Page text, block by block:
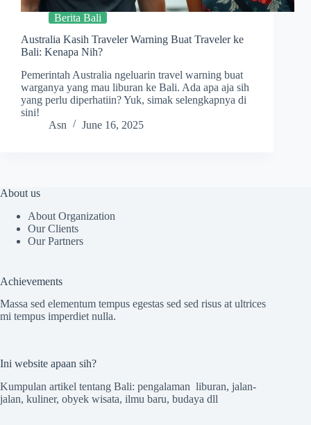
Berita Bali
Australia Kasih Traveler Warning Buat Traveler ke
Bali: Kenapa Nih?
Pemerintah Australia ngeluarin travel warning buat
warganya yang mau liburan ke Bali. Ada apa aja sih
yang perlu diperhatiin? Yuk, simak selengkapnya di
sini!
Asn
June 16, 2025
About us
About Organization
Our Clients
Our Partners
Achievements
Massa sed elementum tempus egestas sed sed risus at ultrices
mi tempus imperdiet nulla.
Ini website apaan sih?
Kumpulan artikel tentang Bali: pengalaman liburan, jalan-
jalan, kuliner, obyek wisata, ilmu baru, budaya dll